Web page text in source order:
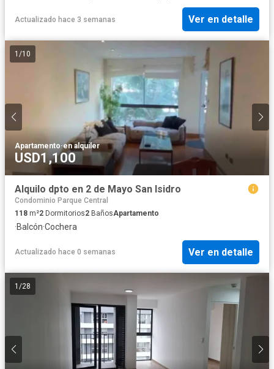
Actualizado hace 3 semanas Ver en detalle
1 /10
Apartamento·en alquiler
USD1,100
Alquilo dpto en 2 de Mayo San Isidro
Condominio Parque Central
118 m²2 Dormitorios2 BañosApartamento
·Balcón·Cochera
Actualizado hace 0 semanas Ver en detalle
1 /28